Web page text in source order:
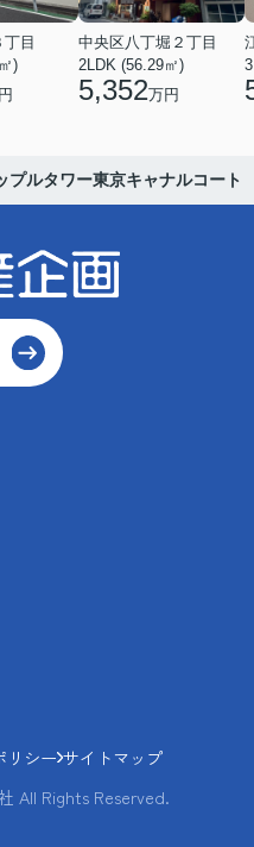
目
)
中央区八丁堀２丁目
2LDK (56.29㎡)
5,352万円
プルタワー東京キャナルコート
リシー サイトマップ
All Rights Reserved.